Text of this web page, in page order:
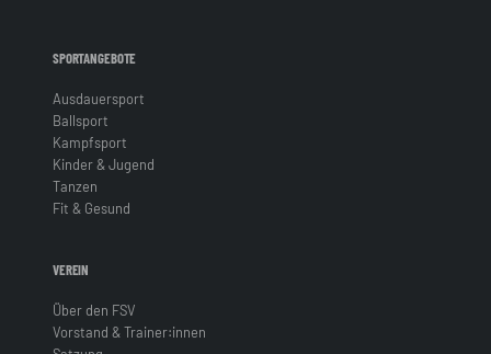
SPORTANGEBOTE
Ausdauersport
Ballsport
Kampfsport
Kinder & Jugend
Tanzen
Fit & Gesund
VEREIN
Über den FSV
Vorstand & Trainer:innen